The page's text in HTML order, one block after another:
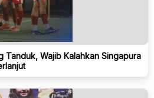
Tanduk, Wajib Kalahkan Singapura